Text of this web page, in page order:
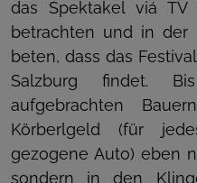
das Spektakel viá TV
betrachten und in der
beten, dass das
Salzburg findet.
aufgebrachten
Körberlgeld (für
gezogene Auto) eben
sondern in den